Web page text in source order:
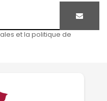
et la politique de